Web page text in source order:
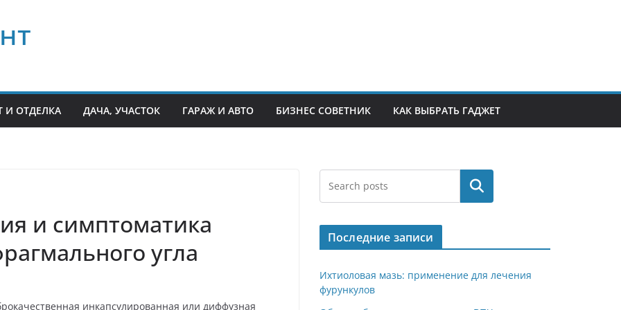
И ОТДЕЛКА ДАЧА, УЧАСТОК ГАРАЖ И АВТО БИЗНЕС СОВЕТНИК КАК ВЫБРАТЬ ГАДЖЕТ
и симптоматика
угла
инкапсулированная или диффузная
Поиск
Последние записи
Ихтиоловая мазь: применение для лечения
фурункулов